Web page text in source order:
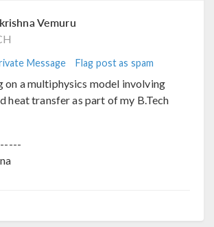
Vemuru
Message Flag post as spam
on a multiphysics model involving
heat transfer as part of my B.Tech